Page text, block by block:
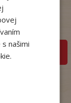
do košíka
našimi